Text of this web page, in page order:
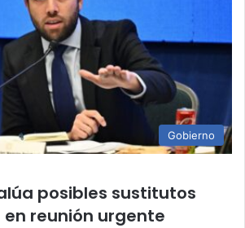
Gobierno
posibles sustitutos
en reunión urgente